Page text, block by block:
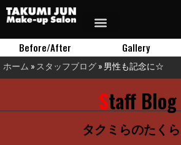
Before/After Gallery
ホーム » スタッフブログ » 男性も記念に☆
Staff Blog
タクミらのたく